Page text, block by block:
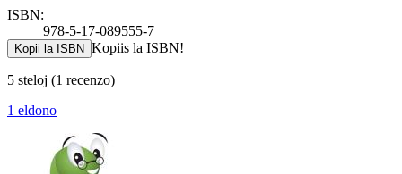
ISBN:
978-5-17-089555-7
Kopii la ISBN Kopiis la ISBN!
5 steloj (1 recenzo)
1 eldono